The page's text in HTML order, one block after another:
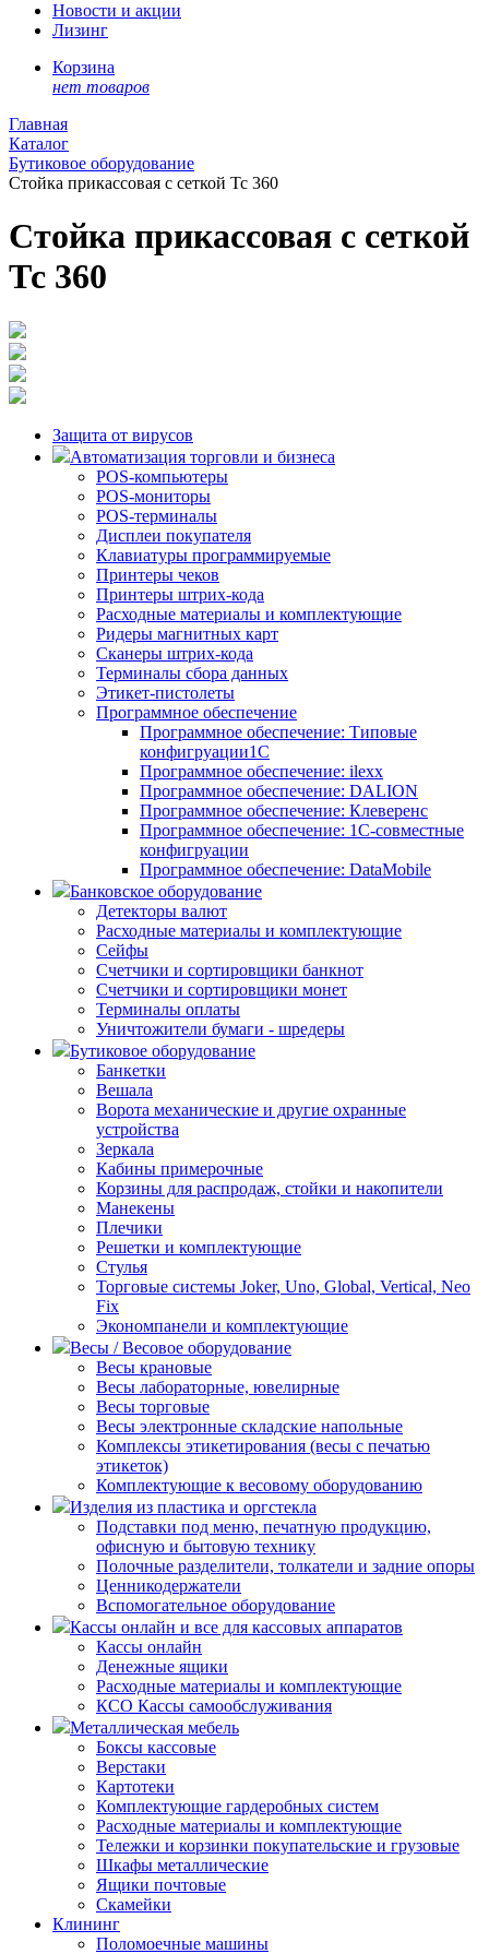
Новости и акции
Лизинг
Корзина
нет товаров
Главная
Каталог
Бутиковое оборудование
Стойка прикассовая с сеткой Тс 360
Стойка прикассовая с сеткой
Тс 360
Защита от вирусов
Автоматизация торговли и бизнеса
POS-компьютеры
POS-мониторы
POS-терминалы
Дисплеи покупателя
Клавиатуры программируемые
Принтеры чеков
Принтеры штрих-кода
Расходные материалы и комплектующие
Ридеры магнитных карт
Сканеры штрих-кода
Терминалы сбора данных
Этикет-пистолеты
Программное обеспечение
Программное обеспечение: Типовые
конфигруации1С
Программное обеспечение: ilexx
Программное обеспечение: DALION
Программное обеспечение: Клеверенс
Программное обеспечение: 1С-совместные
конфигруации
Программное обеспечение: DataMobile
Банковское оборудование
Детекторы валют
Расходные материалы и комплектующие
Сейфы
Счетчики и сортировщики банкнот
Счетчики и сортировщики монет
Терминалы оплаты
Уничтожители бумаги - шредеры
Бутиковое оборудование
Банкетки
Вешала
Ворота механические и другие охранные
устройства
Зеркала
Кабины примерочные
Корзины для распродаж, стойки и накопители
Манекены
Плечики
Решетки и комплектующие
Стулья
Торговые системы Joker, Uno, Global, Vertical, Neo
Fix
Экономпанели и комплектующие
Весы / Весовое оборудование
Весы крановые
Весы лабораторные, ювелирные
Весы торговые
Весы электронные складские напольные
Комплексы этикетирования (весы с печатью
этикеток)
Комплектующие к весовому оборудованию
Изделия из пластика и оргстекла
Подставки под меню, печатную продукцию,
офисную и бытовую технику
Полочные разделители, толкатели и задние опоры
Ценникодержатели
Вспомогательное оборудование
Кассы онлайн и все для кассовых аппаратов
Кассы онлайн
Денежные ящики
Расходные материалы и комплектующие
КСО Кассы самообслуживания
Металлическая мебель
Боксы кассовые
Верстаки
Картотеки
Комплектующие гардеробных систем
Расходные материалы и комплектующие
Тележки и корзинки покупательские и грузовые
Шкафы металлические
Ящики почтовые
Скамейки
Клининг
Поломоечные машины